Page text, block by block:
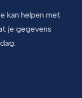
kan helpen met
je gegevens